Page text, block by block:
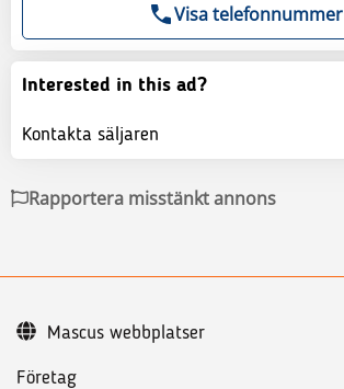
Visa telefonnummer
Interested in this ad?
Kontakta säljaren
Rapportera misstänkt annons
Företag
Mascus webbplatser